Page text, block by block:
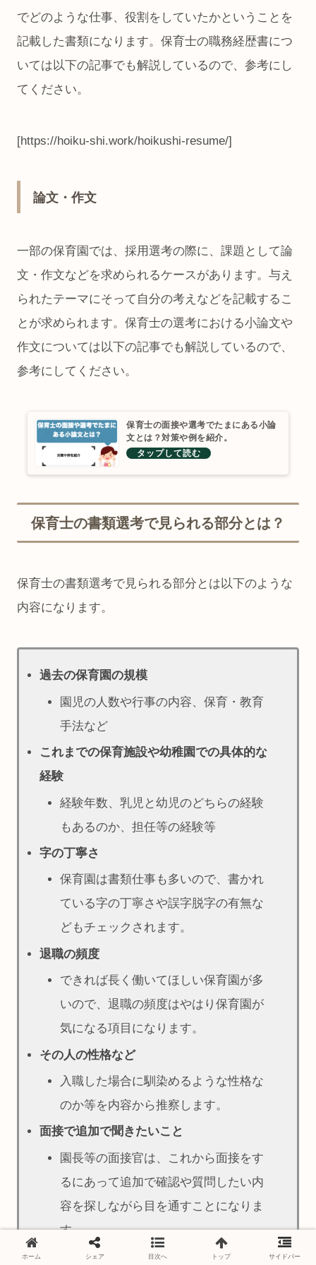
でどのような仕事、役割をしていたかということを
記載した書類になります。保育士の職務経歴書につ
いては以下の記事でも解説しているので、参考にし
てください。
[https://hoiku-shi.work/hoikushi-resume/]
論文・作文
一部の保育園では、採用選考の際に、課題として論
文・作文などを求められるケースがあります。与え
られたテーマにそって自分の考えなどを記載するこ
とが求められます。保育士の選考における小論文や
作文については以下の記事でも解説しているので、
参考にしてください。
保育士の面接や選考でたまにある小論
文とは？対策や例を紹介。
保育士の書類選考で見られる部分とは？
保育士の書類選考で見られる部分とは以下のような
内容になります。
過去の保育園の規模
園児の人数や行事の内容、保育・教育
手法など
これまでの保育施設や幼稚園での具体的な
経験
経験年数、乳児と幼児のどちらの経験
もあるのか、担任等の経験等
字の丁寧さ
保育園は書類仕事も多いので、書かれ
ている字の丁寧さや誤字脱字の有無な
どもチェックされます。
退職の頻度
できれば長く働いてほしい保育園が多
いので、退職の頻度はやはり保育園が
気になる項目になります。
その人の性格など
入職した場合に馴染めるような性格な
のか等を内容から推察します。
面接で追加で聞きたいこと
園長等の面接官は、これから面接をす
るにあって追加で確認や質問したい内
容を探しながら目を通すことになりま
す。
ホーム シェア 目次へ トップ サイドバー